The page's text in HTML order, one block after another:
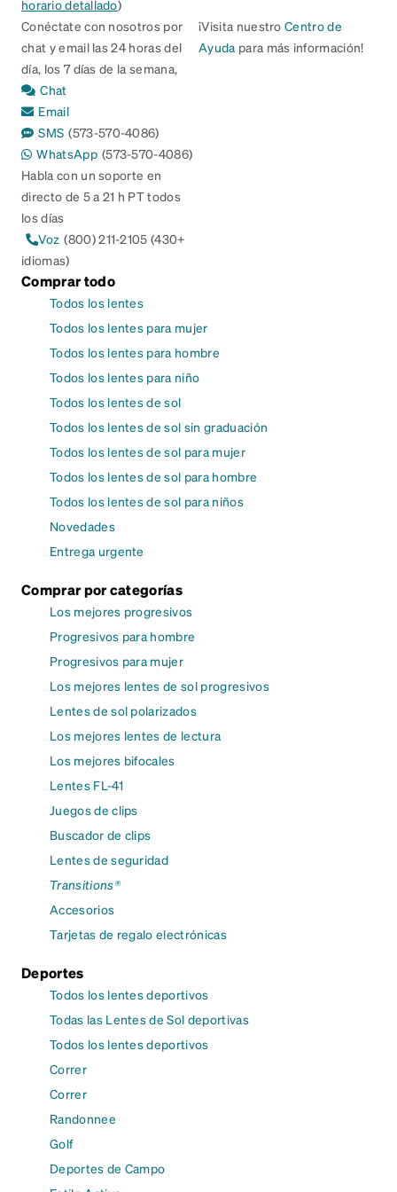
horario detallado)
Conéctate con nosotros por
chat y email las 24 horas del
día, los 7 días de la semana,
Chat
Email
SMS (573-570-4086)
WhatsApp (573-570-4086)
Habla con un soporte en
directo de 5 a 21 h PT todos
los días
Voz (800) 211-2105 (430+
idiomas)
¡Visita nuestroCentro de
Ayuda para más información!
Comprar todo
Todos los lentes
Todos los lentes para mujer
Todos los lentes para hombre
Todos los lentes para niño
Todos los lentes de sol
Todos los lentes de sol sin graduación
Todos los lentes de sol para mujer
Todos los lentes de sol para hombre
Todos los lentes de sol para niños
Novedades
Entrega urgente
Comprar por categorías
Los mejores progresivos
Progresivos para hombre
Progresivos para mujer
Los mejores lentes de sol progresivos
Lentes de sol polarizados
Los mejores lentes de lectura
Los mejores bifocales
Lentes FL-41
Juegos de clips
Buscador de clips
Lentes de seguridad
Transitions®
Accesorios
Tarjetas de regalo electrónicas
Deportes
Todos los lentes deportivos
Todas las Lentes de Sol deportivas
Todos los lentes deportivos
Correr
Correr
Randonnee
Golf
Deportes de Campo